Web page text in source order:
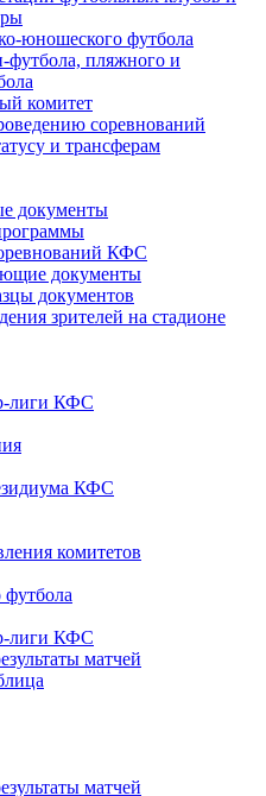
юношеского футбола
футбола, пляжного и
комитет
соревнований
и трансферам
документы
КФС
документы
документов
зрителей на стадионе
лиги КФС
КФС
комитетов
лиги КФС
матчей
матчей